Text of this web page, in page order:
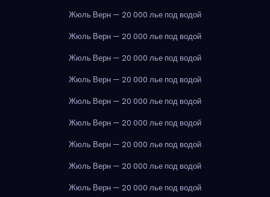
Жюль Верн — 20 000 лье под водой
Жюль Верн — 20 000 лье под водой
Жюль Верн — 20 000 лье под водой
Жюль Верн — 20 000 лье под водой
Жюль Верн — 20 000 лье под водой
Жюль Верн — 20 000 лье под водой
Жюль Верн — 20 000 лье под водой
Жюль Верн — 20 000 лье под водой
Жюль Верн — 20 000 лье под водой